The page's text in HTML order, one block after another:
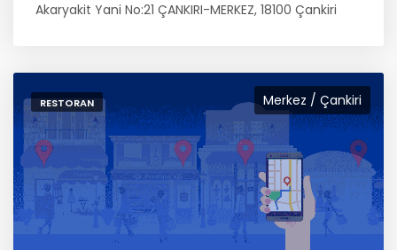
Akaryakit Yani No:21 ÇANKIRI-MERKEZ, 18100 Çankiri
Merkez / Çankiri
RESTORAN